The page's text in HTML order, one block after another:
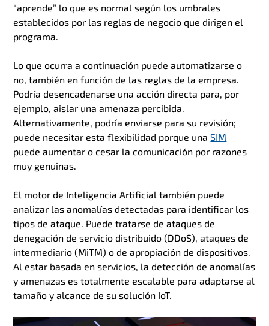
“aprende” lo que es normal según los umbrales
establecidos por las reglas de negocio que dirigen el
programa.
Lo que ocurra a continuación puede automatizarse o
no, también en función de las reglas de la empresa.
Podría desencadenarse una acción directa para, por
ejemplo, aislar una amenaza percibida.
Alternativamente, podría enviarse para su revisión;
puede necesitar esta flexibilidad porque unaSIM
puede aumentar o cesar la comunicación por razones
muy genuinas.
El motor de Inteligencia Artificial también puede
analizar las anomalías detectadas para identificar los
tipos de ataque. Puede tratarse de ataques de
denegación de servicio distribuido (DDoS), ataques de
intermediario (MiTM) o de apropiación de dispositivos.
Al estar basada en servicios, la detección de anomalías
y amenazas es totalmente escalable para adaptarse al
tamaño y alcance de su solución IoT.